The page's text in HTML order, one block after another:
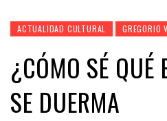
ACTUALIDAD CULTURAL GREGORIO
¿CÓMO SÉ QUÉ
SE DUERMA